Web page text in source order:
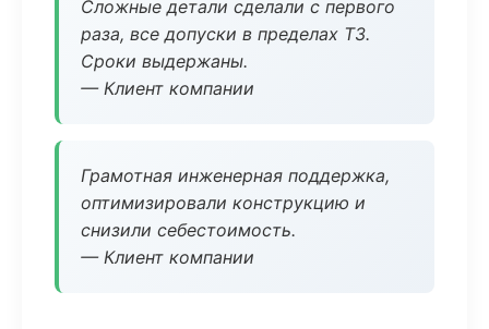
Сложные детали сделали с первого
раза, все допуски в пределах ТЗ.
Сроки выдержаны.
— Клиент компании
Грамотная инженерная поддержка,
оптимизировали конструкцию и
снизили себестоимость.
— Клиент компании